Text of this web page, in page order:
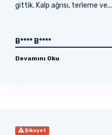
gittik. Kalp ağrısı, terleme ve...
B**** B****
Devamını Oku
Şikayet